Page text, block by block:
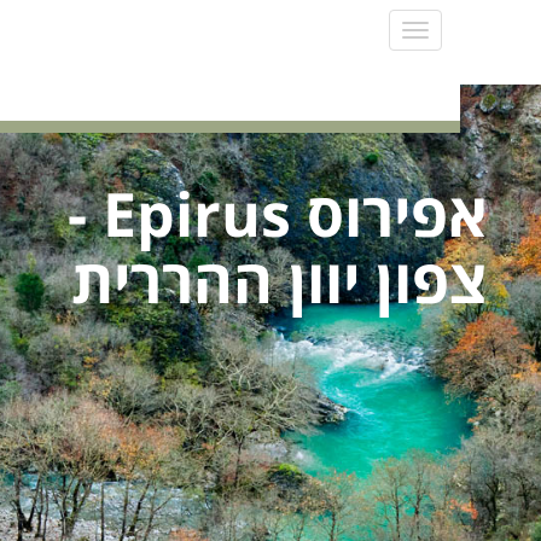
navigation
אפירוס Epirus -
יוון ההררית